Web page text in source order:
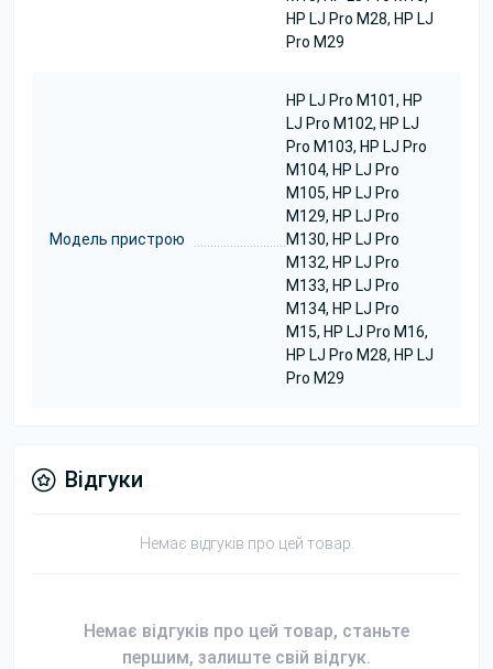
HP LJ Pro M28, HP LJ
Pro M29
Модель пристрою
HP LJ Pro M101, HP
LJ Pro M102, HP LJ
Pro M103, HP LJ Pro
M104, HP LJ Pro
M105, HP LJ Pro
M129, HP LJ Pro
M130, HP LJ Pro
M132, HP LJ Pro
M133, HP LJ Pro
M134, HP LJ Pro
M15, HP LJ Pro M16,
HP LJ Pro M28, HP LJ
Pro M29
Відгуки
Немає відгуків про цей товар.
Немає відгуків про цей товар, станьте
першим, залиште свій відгук.